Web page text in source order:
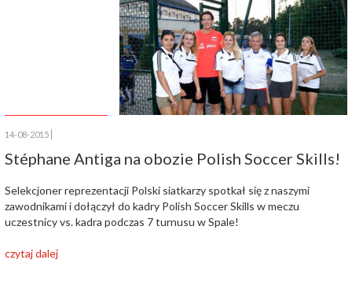
14-08-2015
Stéphane Antiga na obozie Polish Soccer Skills!
Selekcjoner reprezentacji Polski siatkarzy spotkał się z naszymi
zawodnikami i dołączył do kadry Polish Soccer Skills w meczu
uczestnicy vs. kadra podczas 7 turnusu w Spale!
czytaj dalej